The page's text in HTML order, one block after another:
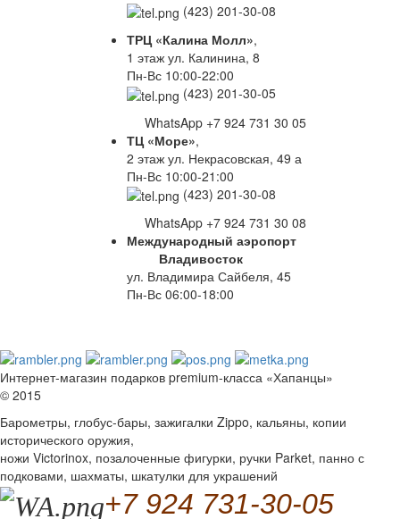
(423) 201-30-08
ТРЦ «Калина Молл»,
1 этаж ул. Калинина, 8
Пн-Вс 10:00-22:00
(423) 201-30-05
WhatsApp +7 924 731 30 05
ТЦ «Море»,
2 этаж ул. Некрасовская, 49 а
Пн-Вс 10:00-21:00
(423) 201-30-08
WhatsApp +7 924 731 30 08
Международный аэропорт
Владивосток
ул. Владимира Сайбеля, 45
Пн-Вс 06:00-18:00
Интернет-магазин подарков premium-класса «Хапанцы»
© 2015
Барометры, глобус-бары, зажигалки Zippo, кальяны, копии
исторического оружия,
ножи Victorinox, позалоченные фигурки, ручки Parket, панно с
подковами, шахматы, шкатулки для украшений
+7 924 731-30-05